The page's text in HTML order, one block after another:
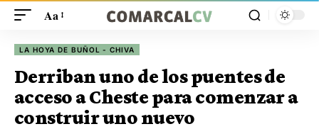
Aa
LA HOYA DE BUÑOL - CHIVA
Derriban uno de los puentes de
acceso a Cheste para comenzar a
construir uno nuevo